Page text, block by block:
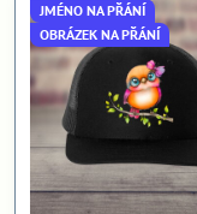
JMÉNO NA PŘÁNÍ
OBRÁZEK NA PŘÁNÍ